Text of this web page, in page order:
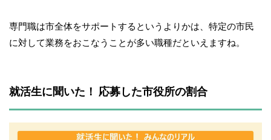
専門職は市全体をサポートするというよりかは、特定の市民
に対して業務をおこなうことが多い職種だといえますね。
就活生に聞いた！ 応募した市役所の割合